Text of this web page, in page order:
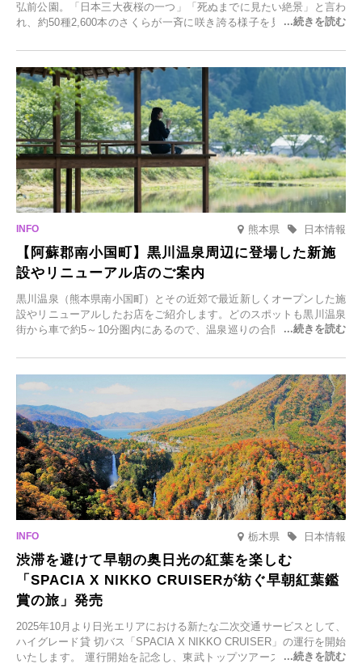
弘前公園。「日本三大夜桜の一つ」「死ぬまでに見たい絶景」と言わ
れ、約50種2,600本のさくらが一斉に咲き誇る様子を見に、世界中か
日(月)～2026年2月28日(土)の期間、「冬に咲くさくらライトアップ」
を開催します。
熊本県 日本情報
【阿蘇郡南小国町】黒川温泉周辺に登場した新施
設やリニューアル店のご案内
黒川温泉（熊本県南小国町）とその近郊で最近新しくオープンした施
設やリニューアルしたお店をご紹介します。どのスポットも黒川温泉
街から車で約5～10分圏内にあるので、温泉巡りの合間に気軽に立ち
元食材にこだわったレストランなど、多彩な魅力が満載です。黒川温
泉の新たな楽しみとしてチェックしてみてください。
栃木県 日本情報
渋滞を避けて早朝の奥日光の紅葉を楽しむ
「SPACIA X NIKKO CRUISERが紡ぐ早朝紅葉鑑
賞の旅」発売
2025年10月より日光エリアにおける新たな二次交通サービスとして、
ハイグレード貸 切バス「SPACIA X NIKKO CRUISER」の運行を開始
いたします。 運行開始を記念し、東武トップツアーズ株式会社では